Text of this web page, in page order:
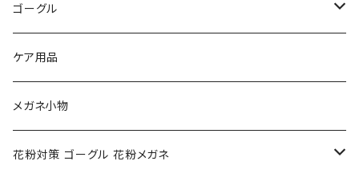
トムフォード TOM FORD
NIKE ナイキ
クロエ chloe
ポリス POLICE
トムフォード TOM FORD
Oakley オークリー
renoma レノマ
RODEN STOCK ローデンストック
ルーペ
ゴーグル
アックス AXE
花粉対策ゴーグル
度つき対応ゴーグル
ケア用品
メガネ小物
花粉対策 ゴーグル 花粉メガネ